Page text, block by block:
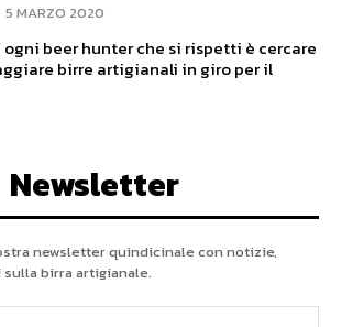
5 MARZO 2020
beer hunter che si rispetti è cercare
birre artigianali in giro per il
Newsletter
newsletter quindicinale con notizie,
birra artigianale.